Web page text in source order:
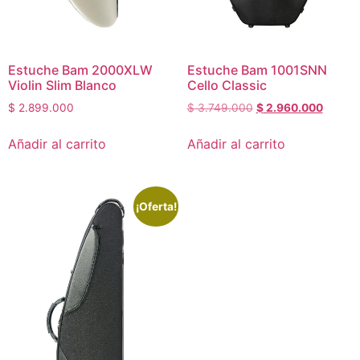
Estuche Bam 2000XLW
Violin Slim Blanco
$ 2.899.000
Añadir al carrito
Estuche Bam 1001SNN
Cello Classic
$3.749.000 $2.960.000
Añadir al carrito
¡Oferta!